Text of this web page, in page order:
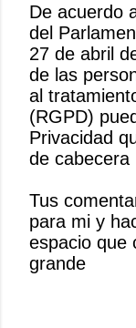
P
u
b
l
i
c
a
u
n
c
o
De acuerdo
del
27 de abril
de las
al
(RGPD)
Privacidad
de cabecera
Tus
para mi y
espacio que
grande